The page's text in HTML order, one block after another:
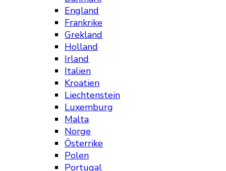
England
Frankrike
Grekland
Holland
Irland
Italien
Kroatien
Liechtenstein
Luxemburg
Malta
Norge
Österrike
Polen
Portugal